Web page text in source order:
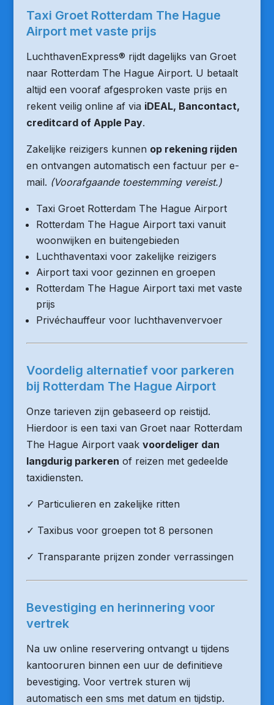
Taxi Groet Rotterdam The Hague
Airport met vaste prijs
LuchthavenExpress® rijdt dagelijks van Groet
naar Rotterdam The Hague Airport. U betaalt
altijd een vooraf afgesproken vaste prijs en
rekent veilig online af via iDEAL, Bancontact,
creditcard of Apple Pay.
Zakelijke reizigers kunnen op rekening rijden
en ontvangen automatisch een factuur per e-
mail. (Voorafgaande toestemming vereist.)
Taxi Groet Rotterdam The Hague Airport
Rotterdam The Hague Airport taxi vanuit
woonwijken en buitengebieden
Luchthaventaxi voor zakelijke reizigers
Airport taxi voor gezinnen en groepen
Rotterdam The Hague Airport taxi met vaste
prijs
Privéchauffeur voor luchthavenvervoer
Voordelig alternatief voor parkeren
bij Rotterdam The Hague Airport
Onze tarieven zijn gebaseerd op reistijd.
Hierdoor is een taxi van Groet naar Rotterdam
The Hague Airport vaak voordeliger dan
langdurig parkeren of reizen met gedeelde
taxidiensten.
✓ Particulieren en zakelijke ritten
✓ Taxibus voor groepen tot 8 personen
✓ Transparante prijzen zonder verrassingen
Bevestiging en herinnering voor
vertrek
Na uw online reservering ontvangt u tijdens
kantooruren binnen een uur de definitieve
bevestiging. Voor vertrek sturen wij
automatisch een sms met datum en tijdstip.